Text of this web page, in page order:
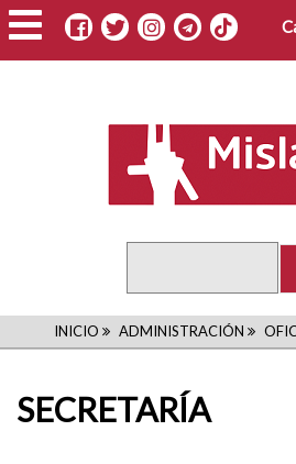
Pasar
al
contenido
INICIO ADMINISTRACIÓN
SECRETARÍA